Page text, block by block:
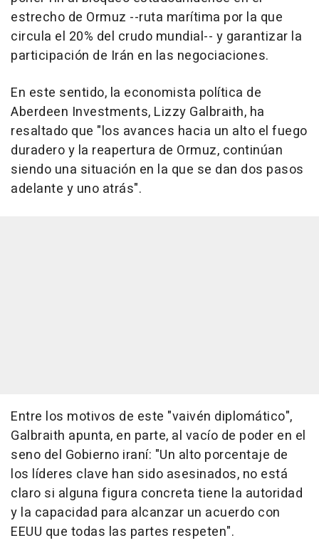
estrecho de Ormuz --ruta marítima por la que
circula el 20% del crudo mundial-- y garantizar la
participación de Irán en las negociaciones.
En este sentido, la economista política de
Aberdeen Investments, Lizzy Galbraith, ha
resaltado que "los avances hacia un alto el fuego
duradero y la reapertura de Ormuz, continúan
siendo una situación en la que se dan dos pasos
adelante y uno atrás".
Entre los motivos de este "vaivén diplomático",
Galbraith apunta, en parte, al vacío de poder en el
seno del Gobierno iraní: "Un alto porcentaje de
los líderes clave han sido asesinados, no está
claro si alguna figura concreta tiene la autoridad
y la capacidad para alcanzar un acuerdo con
EEUU que todas las partes respeten".